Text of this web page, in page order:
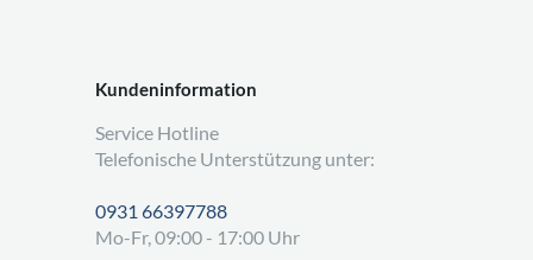
Kundeninformation
Service Hotline
Telefonische Unterstützung unter:
0931 66397788
Mo-Fr, 09:00 - 17:00 Uhr